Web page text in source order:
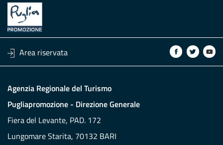
Area riservata
Agenzia Regionale del Turismo
Pugliapromozione - Direzione Generale
Fiera del Levante, PAD. 172
Lungomare Starita, 70132 BARI